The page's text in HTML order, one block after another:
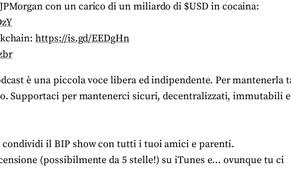
con un carico di un miliardo di $USD in cocaina:
https://is.gd/EEDgHn
è una piccola voce libera ed indipendente. Per mantenerla
Supportaci per mantenerci sicuri, decentralizzati, immutabili e
condividi il BIP show con tutti i tuoi amici e parenti.
(possibilmente da 5 stelle!) su iTunes e… ovunque tu ci